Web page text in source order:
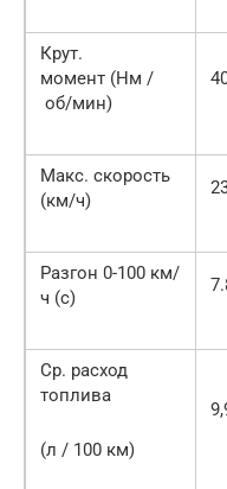
Крут.
момент (Нм /
об/мин)
Макс. скорость
(км/ч)
Разгон 0-100 км/
ч (с)
Ср. расход
топлива
(л / 100 км)